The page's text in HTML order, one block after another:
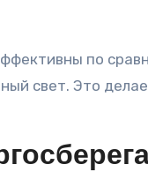
по
свет. Это